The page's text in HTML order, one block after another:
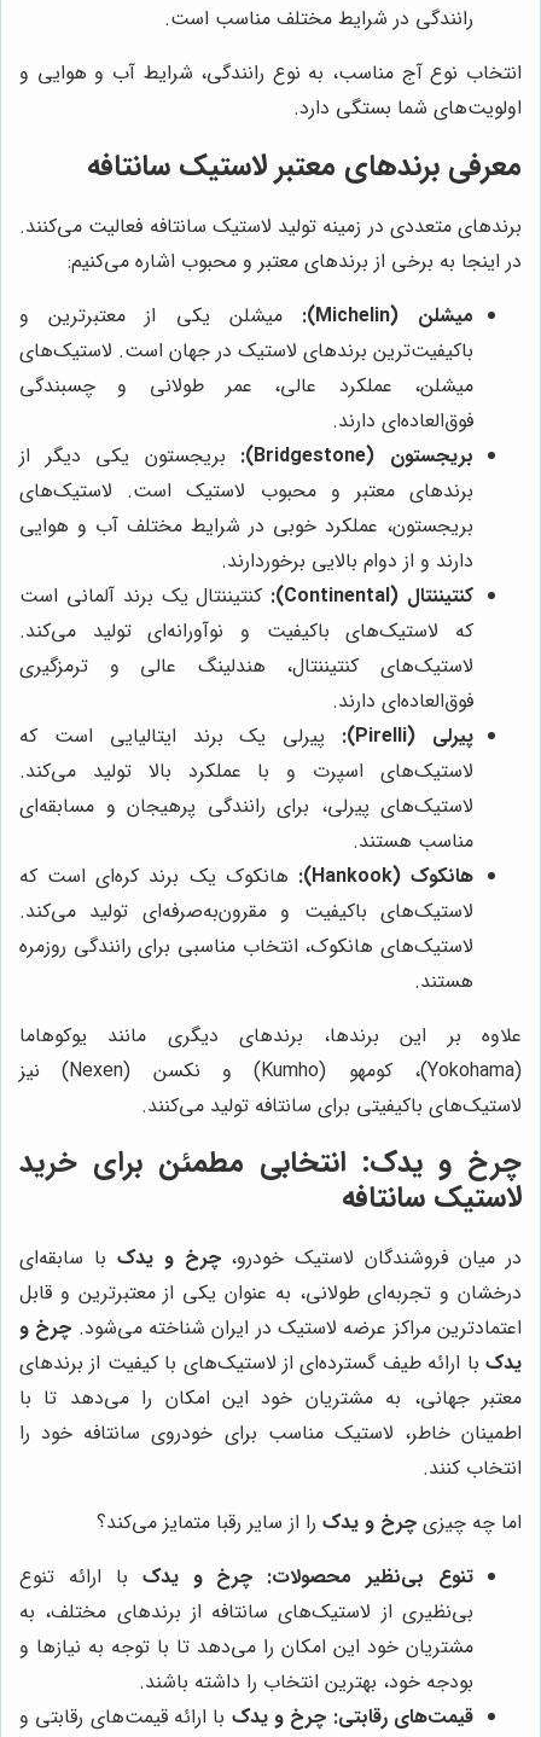
رانندگی در شرایط مختلف مناسب است.
انتخاب نوع آج مناسب، به نوع رانندگی، شرایط آب و هوایی و
اولویت‌های شما بستگی دارد.
معرفی برندهای معتبر لاستیک سانتافه
برندهای متعددی در زمینه تولید لاستیک سانتافه فعالیت می‌کنند.
در اینجا به برخی از برندهای معتبر و محبوب اشاره می‌کنیم:
میشلن (Michelin):
میشلن یکی از معتبرترین و
باکیفیت‌ترین برندهای لاستیک در جهان است. لاستیک‌های
میشلن، عملکرد عالی، عمر طولانی و چسبندگی
فوق‌العاده‌ای دارند.
بریجستون (Bridgestone):
بریجستون یکی دیگر از
برندهای معتبر و محبوب لاستیک است. لاستیک‌های
بریجستون، عملکرد خوبی در شرایط مختلف آب و هوایی
دارند و از دوام بالایی برخوردارند.
کنتیننتال (Continental):
کنتیننتال یک برند آلمانی است
که لاستیک‌های باکیفیت و نوآورانه‌ای تولید می‌کند.
لاستیک‌های کنتیننتال، هندلینگ عالی و ترمزگیری
فوق‌العاده‌ای دارند.
پیرلی (Pirelli):
پیرلی یک برند ایتالیایی است که
لاستیک‌های اسپرت و با عملکرد بالا تولید می‌کند.
لاستیک‌های پیرلی، برای رانندگی پرهیجان و مسابقه‌ای
مناسب هستند.
هانکوک (Hankook):
هانکوک یک برند کره‌ای است که
لاستیک‌های باکیفیت و مقرون‌به‌صرفه‌ای تولید می‌کند.
لاستیک‌های هانکوک، انتخاب مناسبی برای رانندگی روزمره
هستند.
علاوه بر این برندها، برندهای دیگری مانند یوکوهاما
(Yokohama)، کومهو (Kumho) و نکسن (Nexen) نیز
لاستیک‌های باکیفیتی برای سانتافه تولید می‌کنند.
چرخ و یدک: انتخابی مطمئن برای خرید
لاستیک سانتافه
در میان فروشندگان لاستیک خودرو،چرخ و یدک با سابقه‌ای
درخشان و تجربه‌ای طولانی، به عنوان یکی از معتبرترین و قابل
اعتمادترین مراکز عرضه لاستیک در ایران شناخته می‌شود. چرخ و
یدک با ارائه طیف گسترده‌ای از لاستیک‌های با کیفیت از برندهای
معتبر جهانی، به مشتریان خود این امکان را می‌دهد تا با
اطمینان خاطر، لاستیک مناسب برای خودروی سانتافه خود را
انتخاب کنند.
اما چه چیزی چرخ و یدک را از سایر رقبا متمایز می‌کند؟
تنوع بی‌نظیر محصولات: چرخ و یدک با ارائه تنوع
بی‌نظیری از لاستیک‌های سانتافه از برندهای مختلف، به
مشتریان خود این امکان را می‌دهد تا با توجه به نیازها و
بودجه خود، بهترین انتخاب را داشته باشند.
قیمت‌های رقابتی: چرخ و یدک با ارائه قیمت‌های رقابتی و